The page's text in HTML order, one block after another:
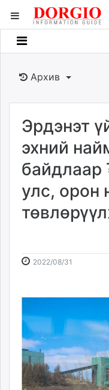
Мэдээллийн
Банк санхүү
Бизнес ААН
Төрийн
Нийслэлийн
dorgio.mn
Gogo.mn
caak.mn
news.mn
tovch.mn
Eguur.mn
24tsag.mn
shuud.mn
eagle.mn
ergelt.mn
Архив
Эрдэнэт
эхний
байдлаар
улс, орон
2022/08/31